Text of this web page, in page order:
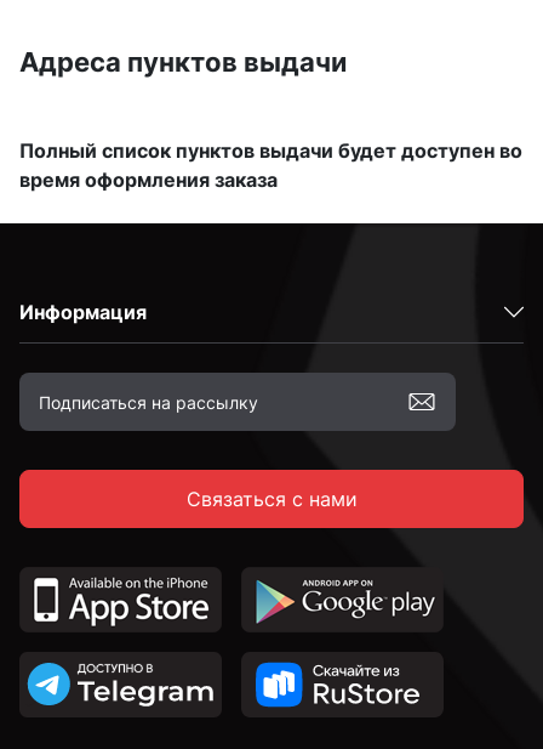
Адреса пунктов выдачи
Полный список пунктов выдачи будет доступен во
время оформления заказа
Информация
Связаться с нами